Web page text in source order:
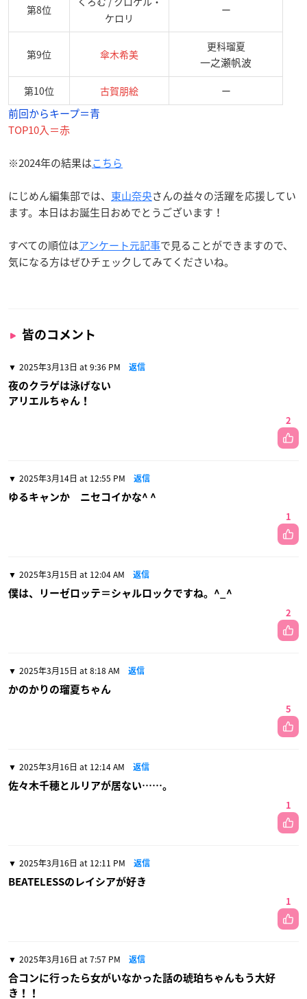
第8位
ケロリ
ー
第9位 傘木希美
更科瑠夏
一之瀬帆波
第10位 古賀朋絵 ー
前回からキープ＝青
TOP10入＝赤
※2024年の結果はこちら
にじめん編集部では、 東山奈央さんの益々の活躍を応援してい
ます。本日はお誕生日おめでとうございます！
すべての順位はアンケート元記事で見ることができますので、
気になる方はぜひチェックしてみてくださいね。
皆のコメント
2025年3月13日 at 9:36 PM 返信
夜のクラゲは泳げない
アリエルちゃん！
2
2025年3月14日 at 12:55 PM 返信
ゆるキャンか ニセコイかな^ ^
1
2025年3月15日 at 12:04 AM 返信
僕は、リーゼロッテ＝シャルロックですね。^_^
2
2025年3月15日 at 8:18 AM 返信
かのかりの瑠夏ちゃん
5
2025年3月16日 at 12:14 AM 返信
佐々木千穂とルリアが居ない……。
1
2025年3月16日 at 12:11 PM 返信
BEATELESSのレイシアが好き
1
2025年3月16日 at 7:57 PM 返信
合コンに行ったら女がいなかった話の琥珀ちゃんもう大好
き！！